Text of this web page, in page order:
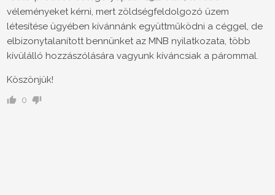
véleményeket kérni, mert zöldségfeldolgozó üzem
létesítése ügyében kívánnánk együttműködni a céggel, de
elbizonytalanított bennünket az MNB nyilatkozata, több
kívülálló hozzászólására vagyunk kíváncsiak a párommal.
Köszönjük!
0